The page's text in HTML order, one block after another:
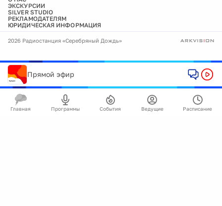
ЭКСКУРСИИ
SILVER STUDIO
РЕКЛАМОДАТЕЛЯМ
ЮРИДИЧЕСКАЯ ИНФОРМАЦИЯ
2026 Радиостанция «Серебряный Дождь»
Прямой эфир
Главная Программы События Ведущие Расписание